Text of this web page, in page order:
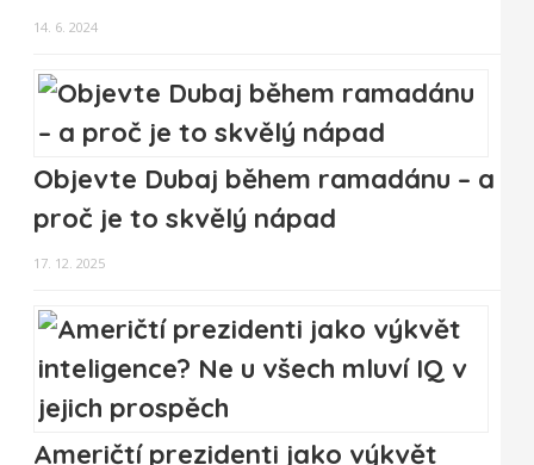
14. 6. 2024
Objevte Dubaj během ramadánu – a
proč je to skvělý nápad
17. 12. 2025
Američtí prezidenti jako výkvět